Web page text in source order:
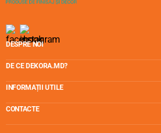
DESPRE NOI
DE CE DEKORA.MD?
INFORMAȚII UTILE
CONTACTE